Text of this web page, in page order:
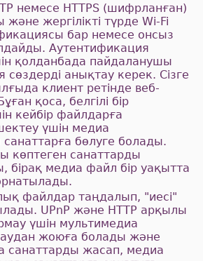
немесе HTTPS (шифрланған)
жергілікті түрде Wi-Fi
бар немесе онсыз
Аутентификация
қолданбада пайдаланушы
сөздерді анықтау керек. Сізге
клиент ретінде веб-
қоса, белгілі бір
кейбір файлдарға
үшін медиа
бөлуге болады.
көптеген санаттарды
бірақ медиа файл бір уақытта
файлдар таңдалып, "иесі"
UPnP және HTTP арқылы
үшін мультимедиа
жоюға болады және
санаттарды жасап, медиа